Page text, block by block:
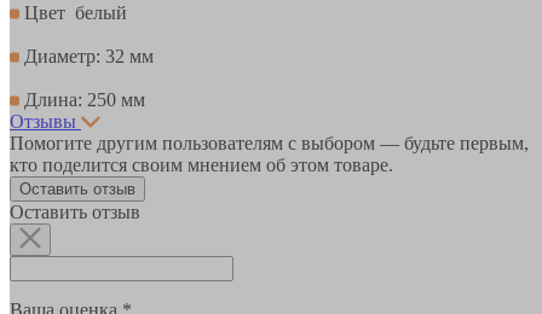
Цвет белый
Диаметр: 32 мм
Длина: 250 мм
Отзывы
Помогите другим пользователям с выбором — будьте первым,
кто поделится своим мнением об этом товаре.
Оставить отзыв
Оставить отзыв
Ваша оценка *